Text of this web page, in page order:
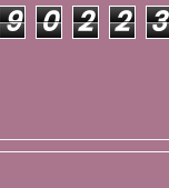
9 0 2 2 3